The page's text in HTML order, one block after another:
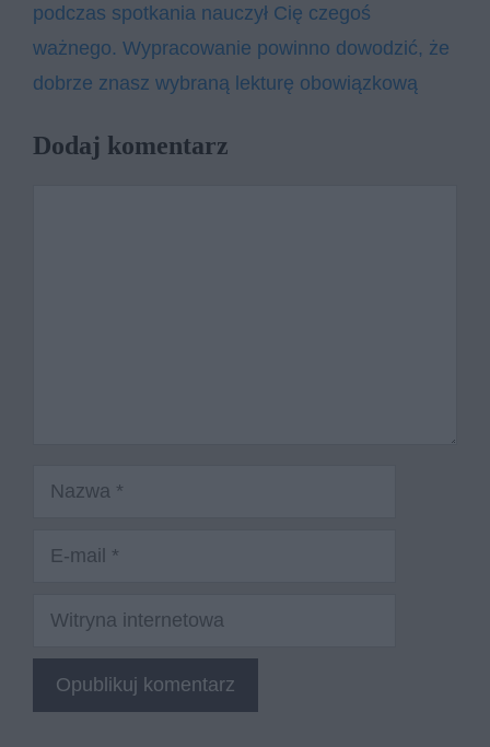
podczas spotkania nauczył Cię czegoś
ważnego. Wypracowanie powinno dowodzić, że
dobrze znasz wybraną lekturę obowiązkową
Dodaj komentarz
Witryna
internetowa